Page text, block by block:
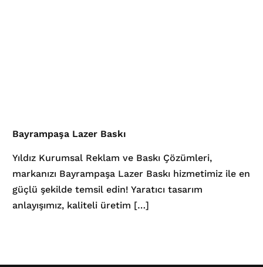
Bayrampaşa Lazer Baskı
Yıldız Kurumsal Reklam ve Baskı Çözümleri,
markanızı Bayrampaşa Lazer Baskı hizmetimiz ile en
güçlü şekilde temsil edin! Yaratıcı tasarım
anlayışımız, kaliteli üretim […]